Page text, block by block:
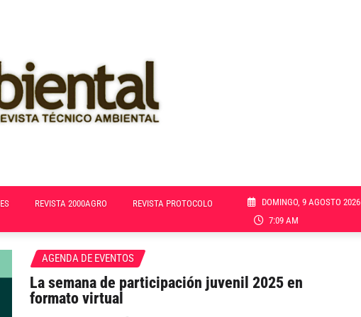
REVISTA 2000AGRO REVISTA PROTOCOLO
DOMINGO, 9 AGOSTO 2026
7:09 AM
AGENDA DE EVENTOS
La semana de participación juvenil 2025 en
formato virtual